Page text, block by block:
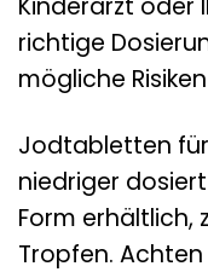
richtige
mögliche
Jodtabletten für
niedriger
Form erhältlich,
Tropfen.